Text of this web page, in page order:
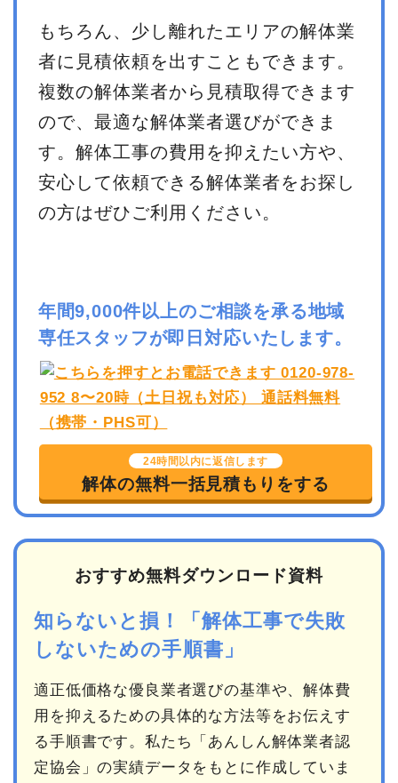
もちろん、少し離れたエリアの解体業
者に見積依頼を出すこともできます。
複数の解体業者から見積取得できます
ので、最適な解体業者選びができま
す。解体工事の費用を抑えたい方や、
安心して依頼できる解体業者をお探し
の方はぜひご利用ください。
年間9,000件以上のご相談を承る地域
専任スタッフが即日対応いたします。
24時間以内に返信します
解体の無料一括見積もりをする
おすすめ無料ダウンロード資料
知らないと損！「解体工事で失敗
しないための手順書」
適正低価格な優良業者選びの基準や、解体費
用を抑えるための具体的な方法等をお伝えす
る手順書です。私たち「あんしん解体業者認
定協会」の実績データをもとに作成していま